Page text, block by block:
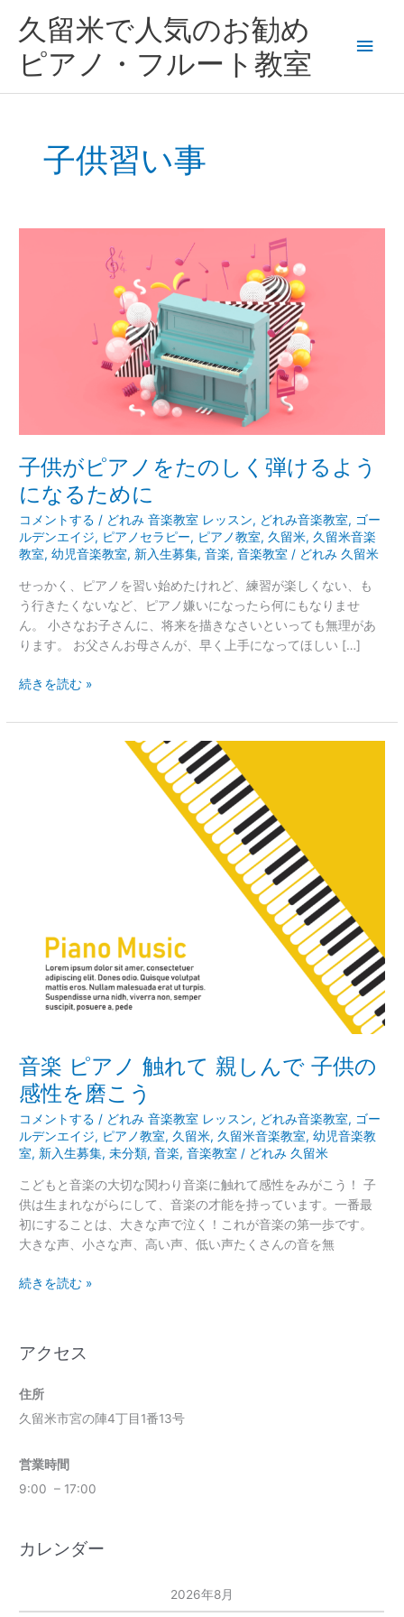
久留米で人気のお勧め
ピアノ・フルート教室
イ
ン
子供習い事
子供がピアノをたのしく弾けるよう
になるために
コメントする / どれみ 音楽教室 レッスン, どれみ音楽教室, ゴー
ルデンエイジ, ピアノセラピー, ピアノ教室, 久留米, 久留米音楽
教室,幼児音楽教室, 新入生募集,音楽,音楽教室 / どれみ 久留米
せっかく、ピアノを習い始めたけれど、練習が楽しくない、も
う行きたくないなど、ピアノ嫌いになったら何にもなりませ
ん。 小さなお子さんに、将来を描きなさいといっても無理があ
ります。 お父さんお母さんが、早く上手になってほしい […]
く
弾
け
る
よ
う
に
る
た
め
に
続きを読む »
音楽 ピアノ 触れて 親しんで 子供の
感性を磨こう
コメントする / どれみ 音楽教室 レッスン, どれみ音楽教室, ゴー
ルデンエイジ, ピアノ教室, 久留米, 久留米音楽教室,幼児音楽教
室, 新入生募集,未分類,音楽,音楽教室 / どれみ 久留米
こどもと音楽の大切な関わり音楽に触れて感性をみがこう！ 子
供は生まれながらにして、音楽の才能を持っています。一番最
初にすることは、大きな声で泣く！これが音楽の第一歩です。
大きな声、小さな声、高い声、低い声たくさんの音を無
性
を
磨
こ
う
続きを読む »
アクセス
住所
久留米市宮の陣4丁目1番13号
営業時間
9:00 – 17:00
カレンダー
2026年8月